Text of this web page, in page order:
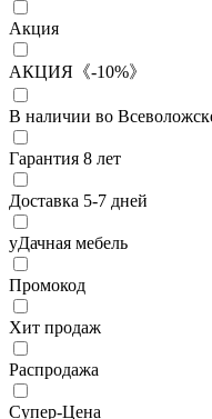
Акция
АКЦИЯ《-10%》
В наличии во
Гарантия 8 лет
Доставка 5-7 дней
уДачная мебель
Промокод
Хит продаж
Распродажа
Супер-Цена